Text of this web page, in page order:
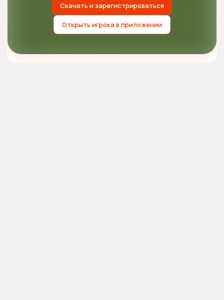
Скачать и зарегистрироваться
Открыть игрока в приложении